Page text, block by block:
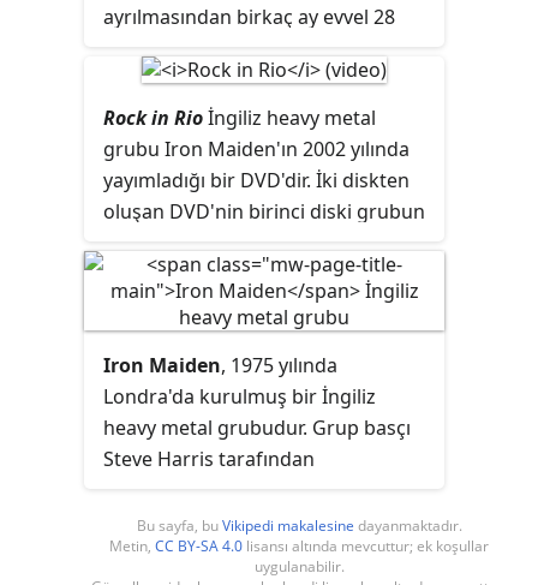
eklenmiştir.
ayrılmasından birkaç ay evvel 28
çıkmıştır.Ed Hunteralbüm ve
bilgisayar oyunun hazırlanması
sırasında yapılan ankette Iron
Maiden'ın en beğenilen şarkıları
arasına girmiştir.Man on the Edgeile
Edward the Greattoplama albümüne
giren iki şarkıdan biridir.
Rock in Rioİngiliz heavy metal
grubu Iron Maiden'ın 2002 yılında
yayımladığı bir DVD'dir. İki diskten
oluşan DVD'nin birinci diski grubun
in Rio festivalinde 250.000 seyirci
önünde verdiği konserin
görüntülerinden oluşur. İkinci
diskte ise grupla yapılmış
röportajlar, kısa bir belgesel ve
grubun resmî fotoğrafçısı Ross
Halfin'in çektiği fotoğraflar bulunur.
tarafından yapılmıştır.
Iron Maiden, 1975 yılında
Londra'da kurulmuş bir İngiliz
heavy metal grubudur. Grup basçı
Steve Harris tarafından
stüdyo albümü, 11 canlı albüm, 4 EP
ve 7 derleme albüm olmak üzere
Bu sayfa, buVikipedi makalesine dayanmaktadır.
Metin, CC BY-SA 4.0 lisansı altında mevcuttur; ek koşullar
uygulanabilir.